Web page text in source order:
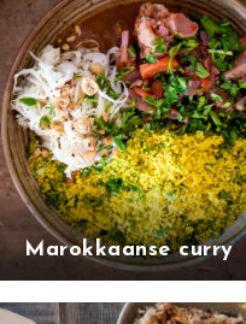
Marokkaanse curry